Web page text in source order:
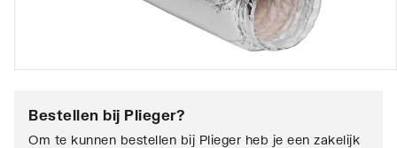
Bestellen bij Plieger?
Om te kunnen bestellen bij Plieger heb je een zakelijk